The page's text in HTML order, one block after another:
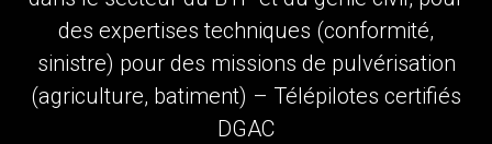
des expertises techniques (conformité,
sinistre) pour des missions de pulvérisation
(agriculture, batiment) – Télépilotes certifiés
DGAC